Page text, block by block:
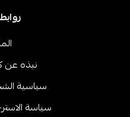
نبذه
سياسية
سياسة